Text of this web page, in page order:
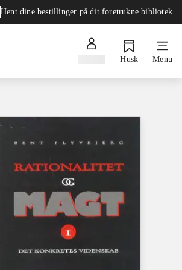
Hent dine bestillinger på dit foretrukne bibliotek
Husk Menu